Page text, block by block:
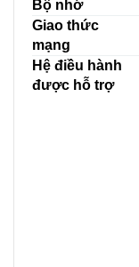
Bộ nhớ
Giao thức
mạng
Hệ điều hành
được hỗ trợ